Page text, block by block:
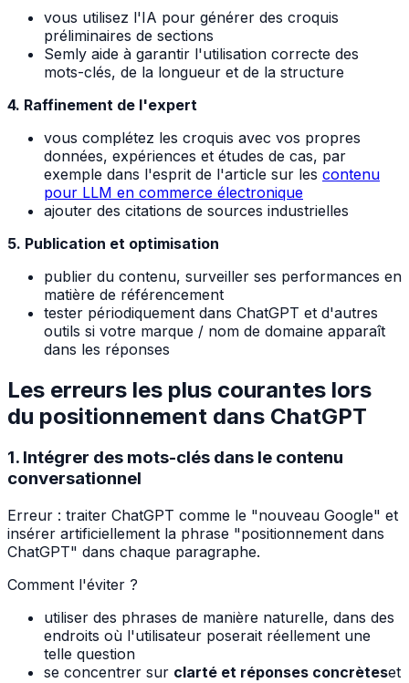
vous utilisez l'IA pour générer des croquis
préliminaires de sections
Semly aide à garantir l'utilisation correcte des
mots-clés, de la longueur et de la structure
4. Raffinement de l'expert
vous complétez les croquis avec vos propres
données, expériences et études de cas, par
exemple dans l'esprit de l'article sur les contenu
pour LLM en commerce électronique
ajouter des citations de sources industrielles
5. Publication et optimisation
publier du contenu, surveiller ses performances en
matière de référencement
tester périodiquement dans ChatGPT et d'autres
outils si votre marque / nom de domaine apparaît
dans les réponses
Les erreurs les plus courantes lors
du positionnement dans ChatGPT
1. Intégrer des mots-clés dans le contenu
conversationnel
Erreur : traiter ChatGPT comme le "nouveau Google" et
insérer artificiellement la phrase "positionnement dans
ChatGPT" dans chaque paragraphe.
Comment l'éviter ?
utiliser des phrases de manière naturelle, dans des
endroits où l'utilisateur poserait réellement une
telle question
se concentrer sur clarté et réponses concrèteset